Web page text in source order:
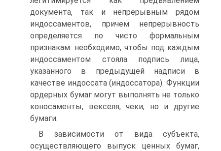
документа, так и непрерывным рядом
индоссаментов, причем непрерывность
определяется по чисто формальным
признакам: необходимо, чтобы под каждым
индоссаментом стояла подпись лица,
указанного в предыдущей надписи в
качестве индоссата (индоссатора). Функции
ордерных бумаг могут выполнять не только
коносаменты, векселя, чеки, но и другие
бумаги.
В зависимости от вида субъекта,
осуществляющего выпуск ценных бумаг,